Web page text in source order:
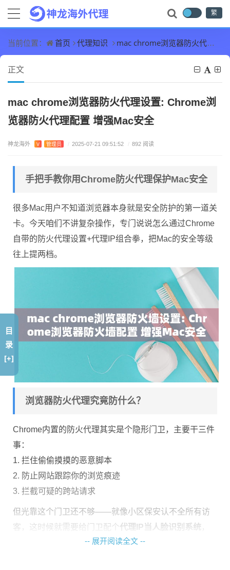
繁
当前位置： 首页 代理知识 mac chrome浏览器防火代理设置: Chrome浏览器防火代理配置 增强Mac安全
正文
mac chrome浏览器防火代理设置: Chrome浏
览器防火代理配置 增强Mac安全
神龙海外 V 管理员 / 2025-07-21 09:51:52 / 892 阅读
手把手教你用Chrome防火代理保护Mac安全
很多Mac用户不知道浏览器本身就是安全防护的第一道关
卡。今天咱们不讲复杂操作，专门说说怎么通过Chrome
自带的防火代理设置+代理IP组合拳，把Mac的安全等级
往上提两档。
浏览器防火代理究竟防什么？
Chrome内置的防火代理其实是个隐形门卫，主要干三件
事：
1. 拦住偷偷摸摸的恶意脚本
2. 防止网站跟踪你的浏览痕迹
3. 拦截可疑的跨站请求
但光靠这个门卫还不够——就像小区保安认不全所有访
客，这时候就需要给门卫配个 代理IP当人脸识别系统
神龙海外代理IP的住宅级IP资源，能帮浏览器准确识别正
-- 展开阅读全文 --
目
录
[+]